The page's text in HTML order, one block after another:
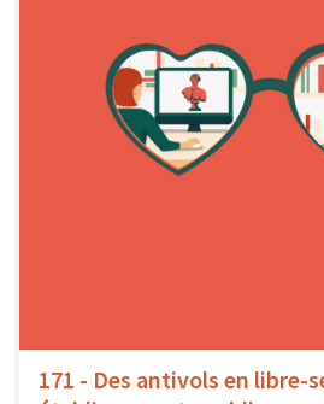
171 - Des antivols en libre-